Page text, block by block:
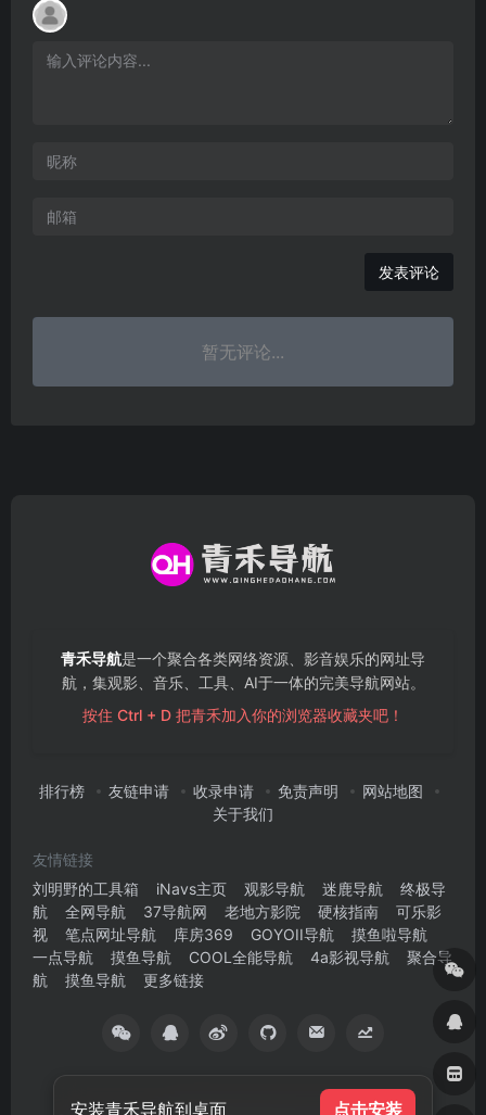
发表评论
暂无评论...
青禾导航是一个聚合各类网络资源、影音娱乐的网址导
航，集观影、音乐、工具、AI于一体的完美导航网站。
按住 Ctrl + D 把青禾加入你的浏览器收藏夹吧！
排行榜 友链申请 收录申请 免责声明
网站地图
关于我们
友情链接
刘明野的工具箱
iNavs主页 观影导航 迷鹿导航
终极导
航
全网导航 37导航网 老地方影院 硬核指南
可乐影
视
笔点网址导航 库房369 GOYOII导航
摸鱼啦导航
一点导航
摸鱼导航 COOL全能导航 4a影视导航
聚合导
航
摸鱼导航 更多链接
安装青禾导航到桌面 点击安装